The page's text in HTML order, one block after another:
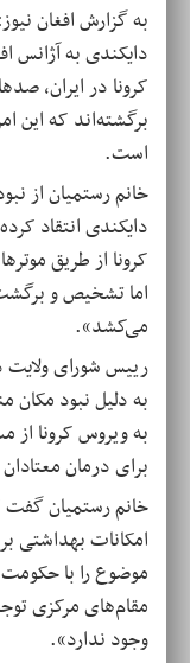
به گزارش افغان
دایکندی به
کرونا در ایران،
برگشته‌اند که این
است.
خانم رستمیان از
دایکندی انتقاد
کرونا از طریق
اما تشخیص و
می‌کشد».
رییس شورای
به دلیل نبود مکان
به ویروس کرونا از
برای درمان
خانم رستمیان گفت
امکانات بهداشتی
موضوع را با
مقام‌های مرکزی
وجود ندارد».